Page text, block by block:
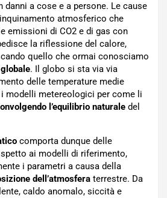
a cose e a persone. Le cause
atmosferico che
emissioni di CO2 e di gas con
la riflessione del calore,
quello che ormai conosciamo
. Il globo si sta via via
delle temperature medie
modelli metereologici per come li
l’equilibrio naturale del
comporta dunque delle
ai modelli di riferimento,
i parametri a causa della
dell’atmosfera terrestre. Da
caldo anomalo, siccità e